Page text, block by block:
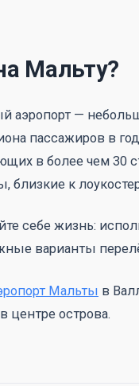
Мальту?
аэропорт —
пассажиров в
в более чем 30
близкие к
себе жизнь:
варианты
Мальты в
центре острова.